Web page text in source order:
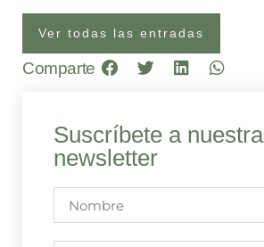
Ver todas las entradas
Comparte
Suscríbete a nuestra
newsletter